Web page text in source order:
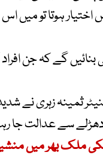
اختیار ہوتا تو میں
بنائیں گے کہ جن
ثمینہ زہری نے
دھڑلے سے عدالت جا
ملک بھر میں